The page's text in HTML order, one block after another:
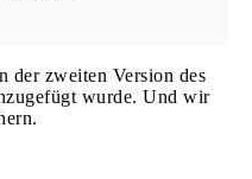
der zweiten Version des
wurde. Und wir